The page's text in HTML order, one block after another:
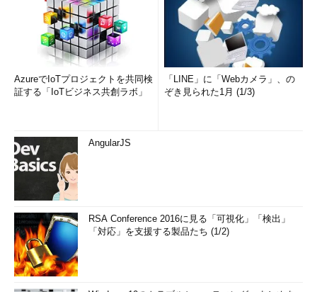
（15）サブネットマスク
ホストが使用するIPv4のためのサブネットマスク。DHCPサー
バにより自動的に設定されている場合もある。ブロードキャスト
アドレスが別に用意されていないことに注意しよう。つまりこの
DHCPサーバからIPアドレスを取得した場合のリース（取得）
（17）IPアドレスリース日時
DHCPサーバからIPアドレスを取得した場合のリリース（開
放）予定日時。
（18）デフォルトゲートウェイ
AzureでIoTプロジェクトを共同検
証する「IoTビジネス共創ラボ」
「LINE」に「Webカメラ」、の
ぞき見られた1月 (1/3)
AngularJS
RSA Conference 2016に見る「可視化」「検出」
「対応」を支援する製品たち (1/2)